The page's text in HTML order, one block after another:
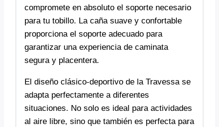
compromete en absoluto el soporte necesario
para tu tobillo. La caña suave y confortable
proporciona el soporte adecuado para
garantizar una experiencia de caminata
segura y placentera.
El diseño clásico-deportivo de la Travessa se
adapta perfectamente a diferentes
situaciones. No solo es ideal para actividades
al aire libre, sino que también es perfecta para